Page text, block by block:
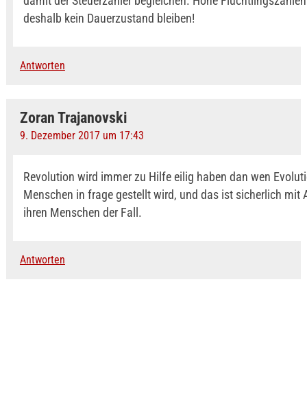
deshalb kein Dauerzustand bleiben!
Antworten
Zoran Trajanovski
9. Dezember 2017 um 17:43
Revolution wird immer zu Hilfe eilig haben dan wen
Menschen in frage gestellt wird, und das ist sicherlich mit
ihren Menschen der Fall.
Antworten